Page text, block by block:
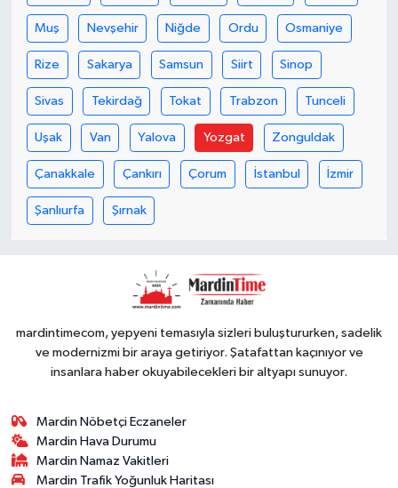
Muş Nevşehir Niğde Ordu Osmaniye
Rize Sakarya Samsun Siirt Sinop
Sivas Tekirdağ Tokat Trabzon Tunceli
Uşak Van Yalova Yozgat Zonguldak
Çanakkale Çankırı Çorum İstanbul İzmir
Şanlıurfa Şırnak
mardintimecom, yepyeni temasıyla sizleri buluştururken, sadelik
ve modernizmi bir araya getiriyor. Şatafattan kaçınıyor ve
insanlara haber okuyabilecekleri bir altyapı sunuyor.
Mardin Nöbetçi Eczaneler
Mardin Hava Durumu
Mardin Namaz Vakitleri
Mardin Trafik Yoğunluk Haritası